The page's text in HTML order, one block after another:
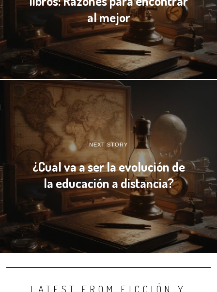
al mejor
NEXT STORY
¿Cual va a ser la evolución de
la educación a distancia?
LATEST FROM FICCIÓN Y